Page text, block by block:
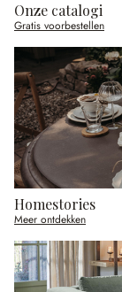
Onze catalogi
Gratis voorbestellen
Homestories
Meer ontdekken